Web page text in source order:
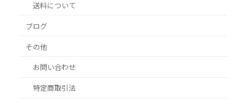
送料について
ブログ
その他
お問い合わせ
特定商取引法